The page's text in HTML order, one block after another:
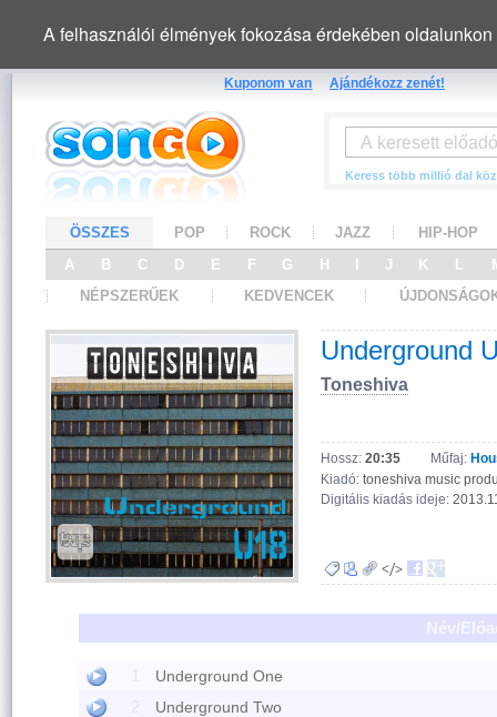
A felhasználói élmények fokozása érdekében
Kuponom van Ajándékozz zenét!
Keress több millió dal
ÖSSZES POP ROCK JAZZ
HIP-HOP
A
B C D E F G H J K L
NÉPSZERŰEK
KEDVENCEK
Underground
Toneshiva
Hossz: 20:35 Műfaj:
Kiadó: toneshiva music
Digitális kiadás ideje:
1 Underground One
2 Underground Two